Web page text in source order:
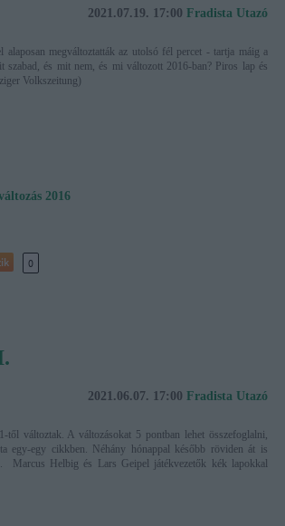
2021.07.19. 17:00 Fradista Utazó
alaposan megváltoztatták az utolsó fél percet - tartja máig a
szabad, és mit nem, és mi változott 2016-ban? Piros lap és
Volkszeitung)
2016
0
2021.06.07. 17:00 Fradista Utazó
től változtak. A változásokat 5 pontban lehet összefoglalni,
egy-egy cikkben. Néhány hónappal később röviden át is
Marcus Helbig és Lars Geipel játékvezetők kék lapokkal